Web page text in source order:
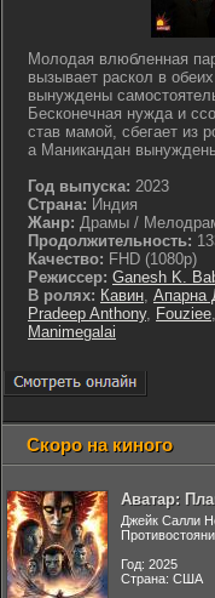
Молодая влюбленная
вызывает раскол в
вынуждены
Бесконечная нужда и
став мамой, сбегает из
а Маникандан
Год выпуска: 2023
Страна: Индия
Жанр: Драмы /
Продолжительность:
Качество: FHD (1080p)
Режиссер: Ganesh K.
В ролях: Кавин, Апарна
Pradeep Anthony, Fouziee,
Manimegalai
Скоро на киного
Аватар:
Джейк Салли
Год: 2025
Страна: США